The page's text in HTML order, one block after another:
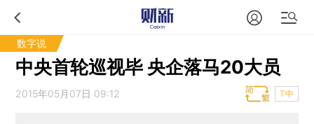
数字说
中央首轮巡视毕 央企落马20大员
2015年05月07日 09:12 T中